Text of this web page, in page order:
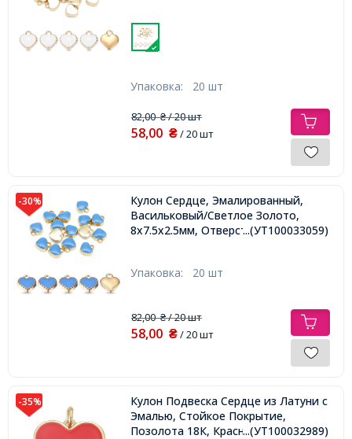
Упаковка: 20 шт
82,00₴/ 20 шт
58,00 ₴/ 20 шт
-30%
Кулон Сердце, Эмалированный,
Васильковый/Светлое Золото,
8x7.5x2.5мм, Отверстие 1.5мм,
...(УТ100033059)
Упаковка: 20 шт
82,00₴/ 20 шт
58,00 ₴/ 20 шт
-35%
Кулон Подвеска Сердце из Латуни с
Эмалью, Стойкое Покрытие,
Позолота 18К, Красный, 17х17х2мм,
...(УТ100032989)